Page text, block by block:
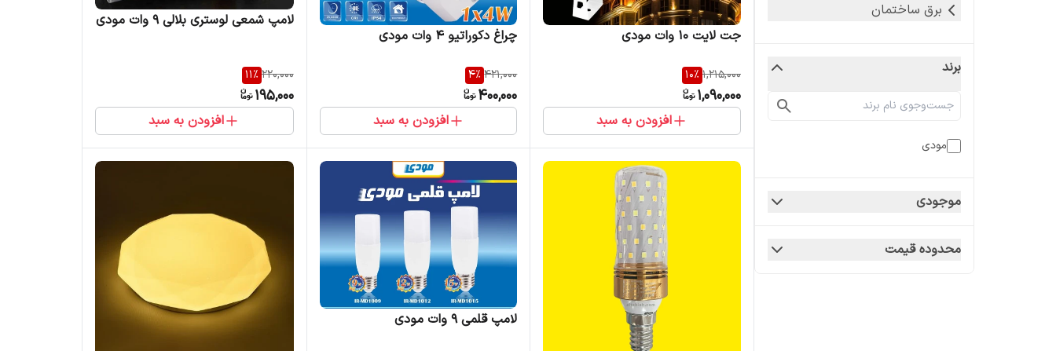
برق ساختمان
برند
مودی
موجودی
محدوده قیمت
جت لایت 10 وات مودی
1,215,000
10%
1,090,000
افزودن به سبد
چراغ دکوراتیو 4 وات مودی
421,000
4%
400,000
افزودن به سبد
لامپ شمعی لوستری بلالی 9 وات مودی
220,000
11%
195,000
افزودن به سبد
لامپ قلمی 9 وات مودی